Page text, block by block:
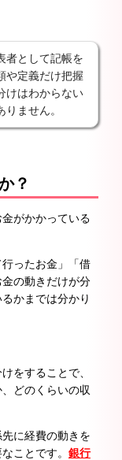
者として記帳を
や定義だけ把握
けはわからない
ません。
？
がかかっている
ったお金」「借
の動きだけが分
かまでは分かり
をすることで、
どのくらいの収
に経費の動きを
ことです。 銀行